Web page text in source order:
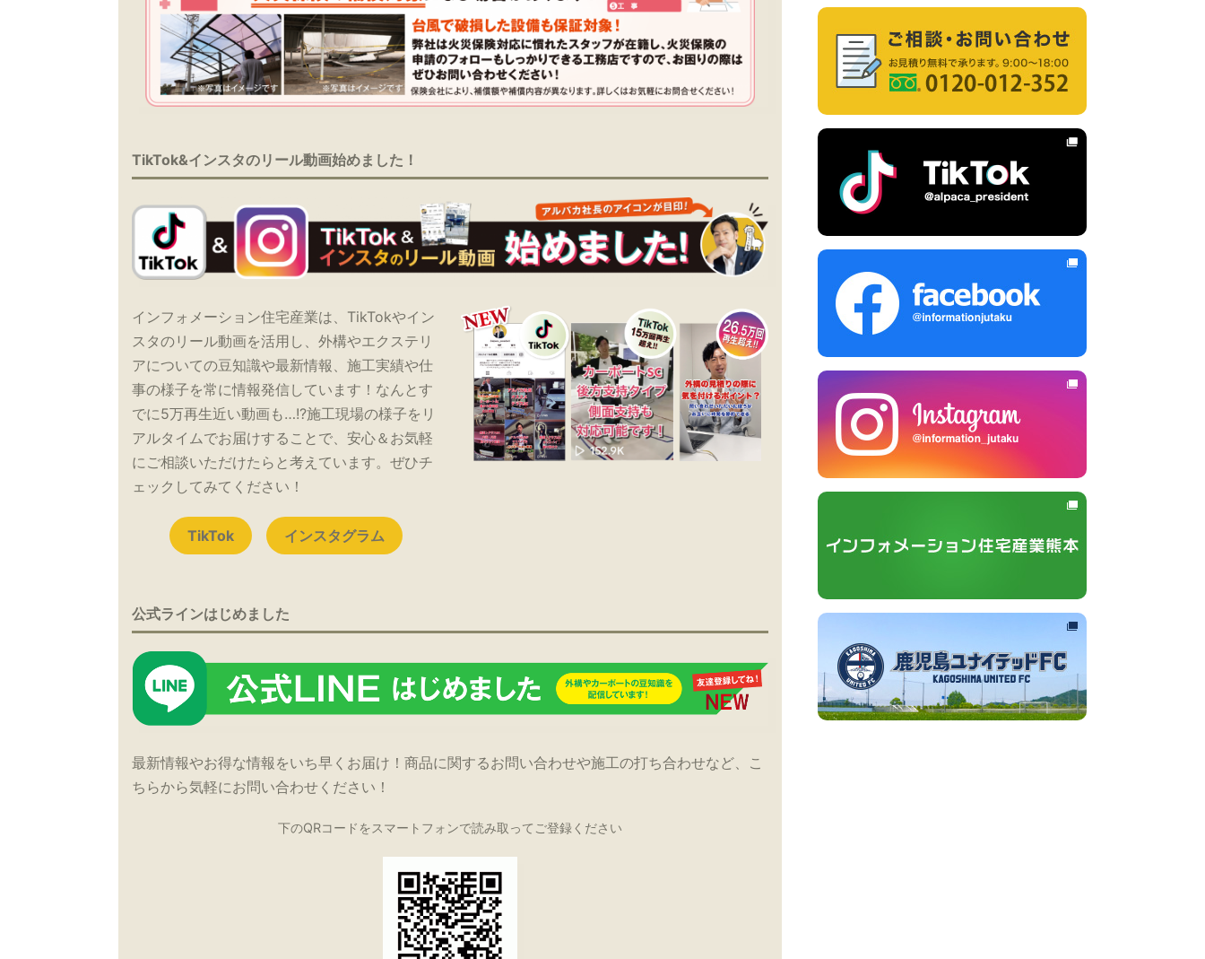
TikTok&インスタのリール動画始めました！
インフォメーション住宅産業は、TikTokやイン
スタのリール動画を活用し、外構やエクステリ
アについての豆知識や最新情報、施工実績や仕
事の様子を常に情報発信しています！なんとす
でに5万再生近い動画も…!?施工現場の様子をリ
アルタイムでお届けすることで、安心＆お気軽
にご相談いただけたらと考えています。ぜひチ
ェックしてみてください！
TikTok インスタグラム
公式ラインはじめました
最新情報やお得な情報をいち早くお届け！商品に関するお問い合わせや施工の打ち合わせなど、こ
ちらから気軽にお問い合わせください！
下のQRコードをスマートフォンで読み取ってご登録ください